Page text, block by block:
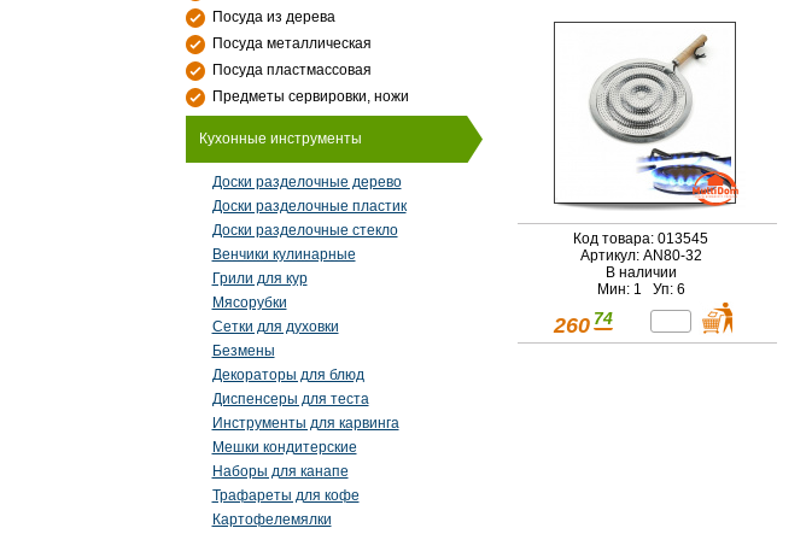
Посуда из дерева
Посуда металлическая
Посуда пластмассовая
Предметы сервировки, ножи
Кухонные инструменты
Доски разделочные дерево
Доски разделочные пластик
Доски разделочные стекло
Венчики кулинарные
Грили для кур
Мясорубки
Сетки для духовки
Безмены
Декораторы для блюд
Диспенсеры для теста
Инструменты для карвинга
Мешки кондитерские
Наборы для канапе
Трафареты для кофе
Картофелемялки
Код товара: 013545
Артикул: AN80-32
В наличии
Мин: 1 Уп: 6
260 74